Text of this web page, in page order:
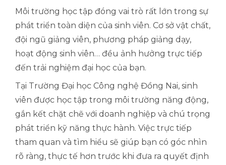
Môi trường học tập đóng vai trò rất lớn trong sự
phát triển toàn diện của sinh viên. Cơ sở vật chất,
đội ngũ giảng viên, phương pháp giảng dạy,
hoạt động sinh viên… đều ảnh hưởng trực tiếp
đến trải nghiệm đại học của bạn.
Tại Trường Đại học Công nghệ Đồng Nai, sinh
viên được học tập trong môi trường năng động,
gắn kết chặt chẽ với doanh nghiệp và chú trọng
phát triển kỹ năng thực hành. Việc trực tiếp
tham quan và tìm hiểu sẽ giúp bạn có góc nhìn
rõ ràng, thực tế hơn trước khi đưa ra quyết định